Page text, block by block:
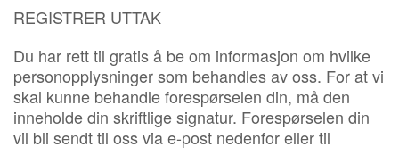
REGISTRER UTTAK
Du har rett til gratis å be om informasjon om hvilke
personopplysninger som behandles av oss. For at vi
skal kunne behandle forespørselen din, må den
inneholde din skriftlige signatur. Forespørselen din
vil bli sendt til oss via e-post nedenfor eller til